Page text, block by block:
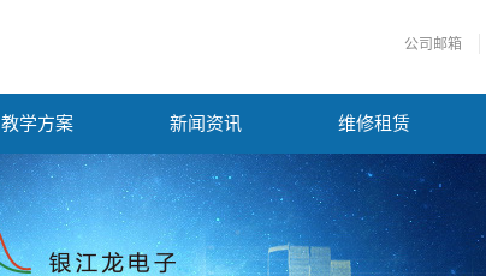
公司邮箱
教学方案 新闻资讯 维修租赁